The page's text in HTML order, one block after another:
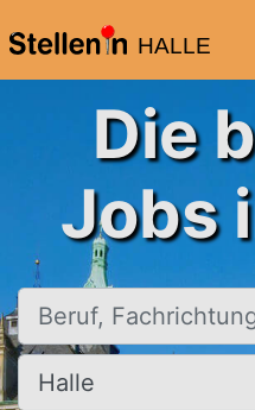
HALLE
Die
Jobs
Beruf, Fachrichtung, Firma
Ort, Stadt